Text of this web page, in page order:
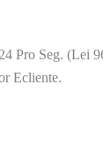
Pro Seg. (Lei
Ecliente.